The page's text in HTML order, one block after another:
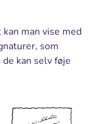
man vise med
som
kan selv føje